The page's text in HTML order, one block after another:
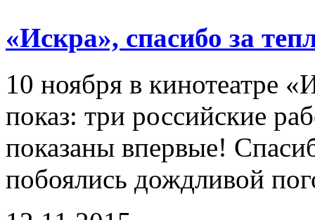
«Искра», спасибо за
10 ноября в кинотеатре
показ: три российские
показаны впервые!
побоялись дождливой